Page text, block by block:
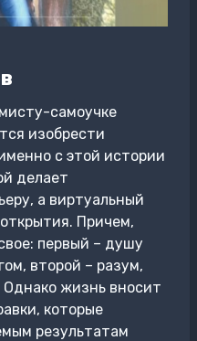
самоучке
изобрести
с этой истории
делает
а виртуальный
Причем,
первый – душу
второй – разум,
Однако жизнь вносит
которые
результатам